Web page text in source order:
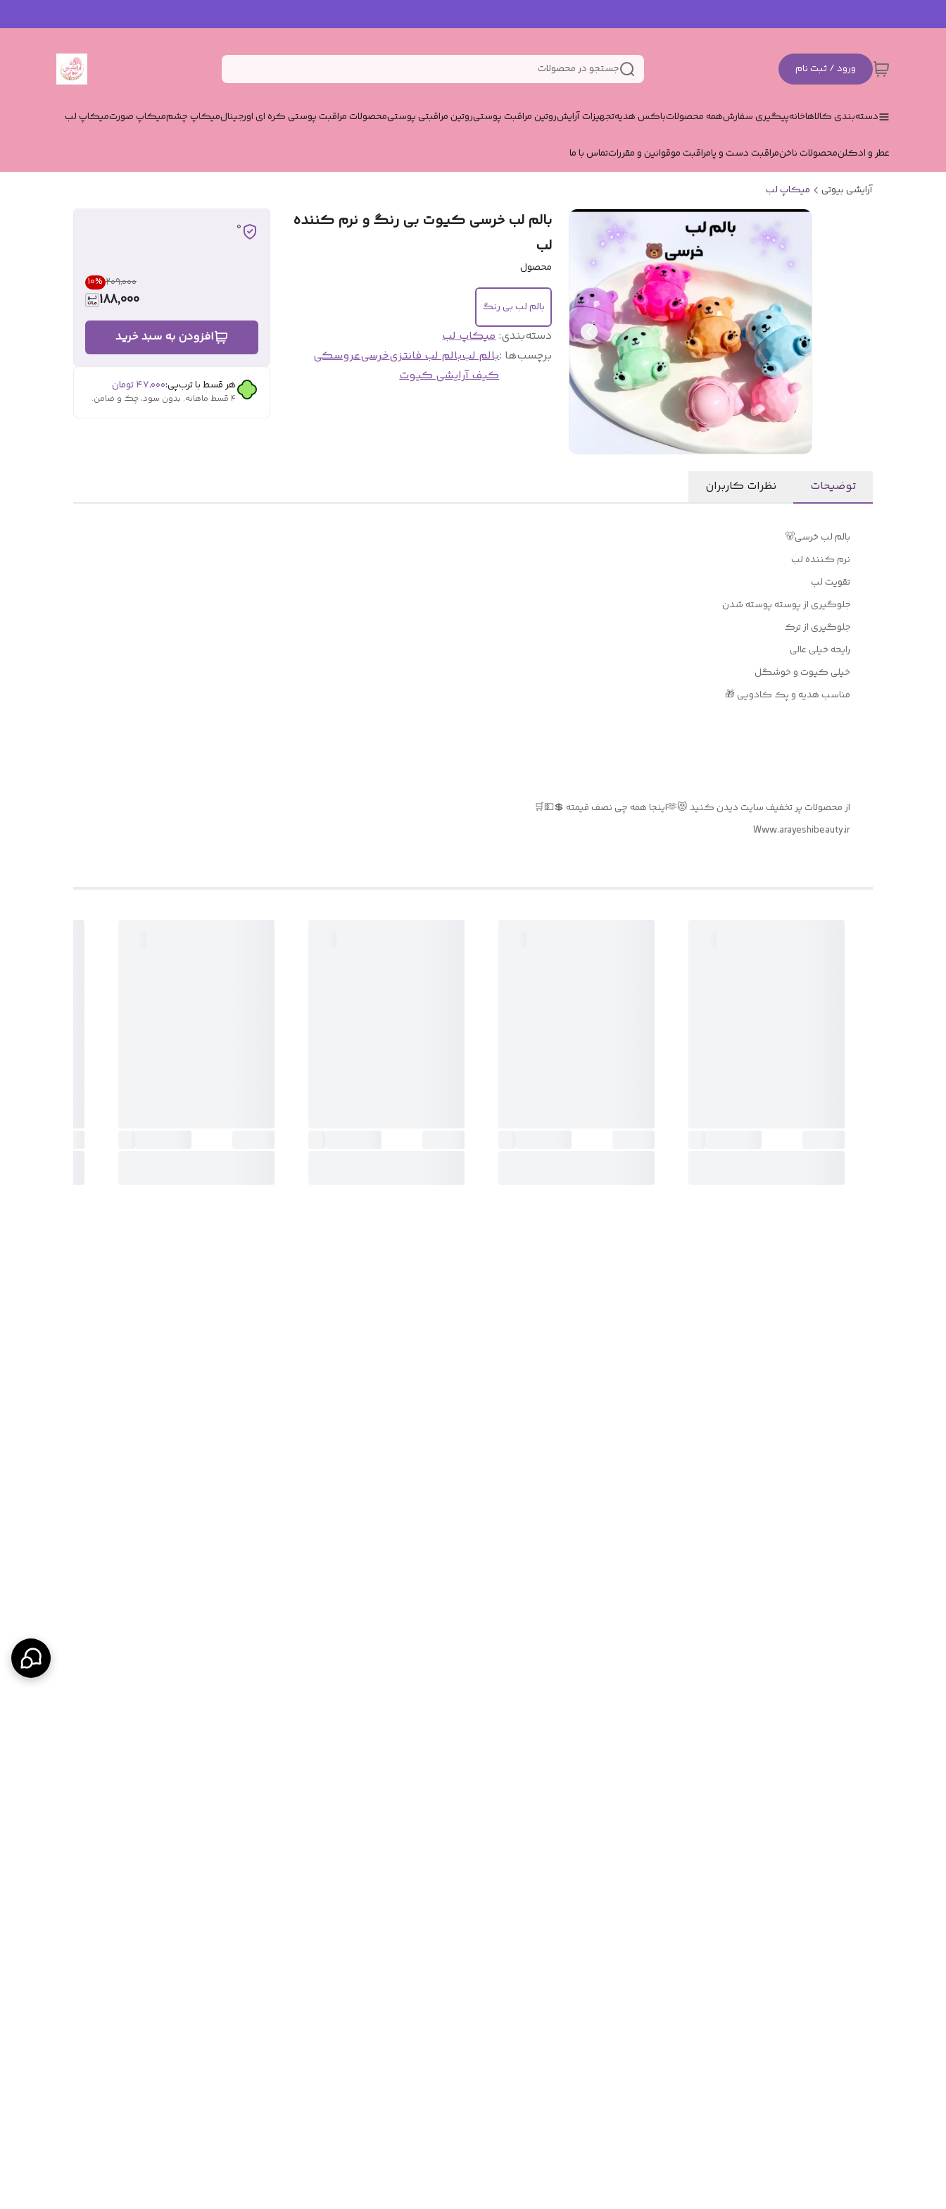
ورود / ثبت نام جستجو در محصولات
دسته‌بندی کالاهاخانهپیگیری سفارشهمه محصولاتباکس هدیهتجهیزات آرایشروتین مراقبت پوستیروتین مراقبتی پوستیمحصولات مراقبت پوستی کره ای اورجینالمیکاپ چشممیکاپ صورتمیکاپ لب
عطر و ادکلنمحصولات ناخنمراقبت دست و پامراقبت موقوانین و مقرراتتماس با ما
آرایشی بیوتی میکاپ لب
بالم لب خرسی کیوت بی رنگ و نرم کننده
لب
محصول
بالم لب بی رنگ
دسته‌بندی:میکاپ لب
برچسب‌ها :بالم لببالم لب فانتزیخرسیعروسکی
کیف آرایشی کیوت
0
۲۰۹٬۰۰۰ 10%
188,000
افزودن به سبد خرید
هر قسط با ترب‌پی:۴۷٬۰۰۰تومان
۴ قسط ماهانه. بدون سود، چک و ضامن.
توضیحات نظرات کاربران
بالم لب خرسی🐻
نرم کننده لب
تقویت لب
جلوگیری از پوسته پوسته شدن
جلوگیری از ترک
رایحه خیلی عالی
خیلی کیوت و خوشگل
مناسب هدیه و پک کادویی 🎁
از محصولات پر تخفیف سایت دیدن کنید 😻🫶اینجا همه چی نصف قیمته 💲💵🛒
Www.arayeshibeauty.ir